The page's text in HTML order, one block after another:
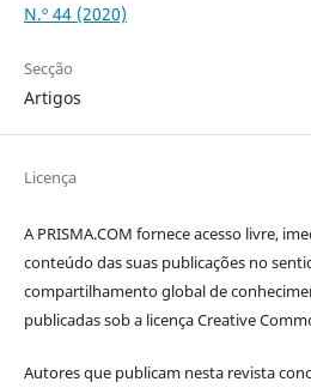
N.º 44 (2020)
Secção
Artigos
Licença
A PRISMA.COM fornece acesso livre,
conteúdo das suas publicações no
compartilhamento global de
publicadas sob a licença Creative
Autores que publicam nesta revista